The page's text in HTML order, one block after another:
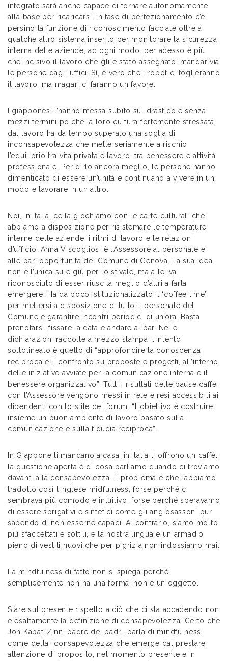
integrato sarà anche capace di tornare autonomamente
alla base per ricaricarsi. In fase di perfezionamento c’è
persino la funzione di riconoscimento facciale oltre a
qualche altro sistema inserito per monitorare la sicurezza
interna delle aziende; ad ogni modo, per adesso è più
che incisivo il lavoro che gli è stato assegnato: mandar via
le persone dagli uffici. Sì, è vero che i robot ci toglieranno
il lavoro, ma magari ci faranno un favore.
I giapponesi l’hanno messa subito sul drastico e senza
mezzi termini poiché la loro cultura fortemente stressata
dal lavoro ha da tempo superato una soglia di
inconsapevolezza che mette seriamente a rischio
l’equilibrio tra vita privata e lavoro, tra benessere e attività
professionale. Per dirlo ancora meglio, le persone hanno
dimenticato di essere un’unità e continuano a vivere in un
modo e lavorare in un altro.
Noi, in Italia, ce la giochiamo con le carte culturali che
abbiamo a disposizione per risistemare le temperature
interne delle aziende, i ritmi di lavoro e le relazioni
d’ufficio. Anna Viscogliosi è l’Assessore al personale e
alle pari opportunità del Comune di Genova. La sua idea
non è l’unica su e giù per lo stivale, ma a lei va
riconosciuto di esser riuscita meglio d’altri a farla
emergere. Ha da poco istituzionalizzato il ‘coffee time’
per mettersi a disposizione di tutto il personale del
Comune e garantire incontri periodici di un’ora. Basta
prenotarsi, fissare la data e andare al bar. Nelle
dichiarazioni raccolte a mezzo stampa, l’intento
sottolineato è quello di “approfondire la conoscenza
reciproca e il confronto su proposte e progetti, all’interno
delle iniziative avviate per la comunicazione interna e il
benessere organizzativo”. Tutti i risultati delle pause caffè
con l’Assessore vengono messi in rete e resi accessibili ai
dipendenti con lo stile del forum. “L’obiettivo è costruire
insieme un buon ambiente di lavoro basato sulla
comunicazione e sulla fiducia reciproca”.
In Giappone ti mandano a casa, in Italia ti offrono un caffè:
la questione aperta è di cosa parliamo quando ci troviamo
davanti alla consapevolezza. Il problema è che l’abbiamo
tradotto così l’inglese midfulness, forse perché ci
sembrava più comodo e intuitivo, forse perché speravamo
di essere sbrigativi e sintetici come gli anglosassoni pur
sapendo di non esserne capaci. Al contrario, siamo molto
più sfaccettati e sottili, e la nostra lingua è un armadio
pieno di vestiti nuovi che per pigrizia non indossiamo mai.
La mindfulness di fatto non si spiega perché
semplicemente non ha una forma, non è un oggetto.
Stare sul presente rispetto a ciò che ci sta accadendo non
è esattamente la definizione di consapevolezza. Certo che
Jon Kabat-Zinn, padre dei padri, parla di mindfulness
come della “consapevolezza che emerge dal prestare
attenzione di proposito, nel momento presente e in